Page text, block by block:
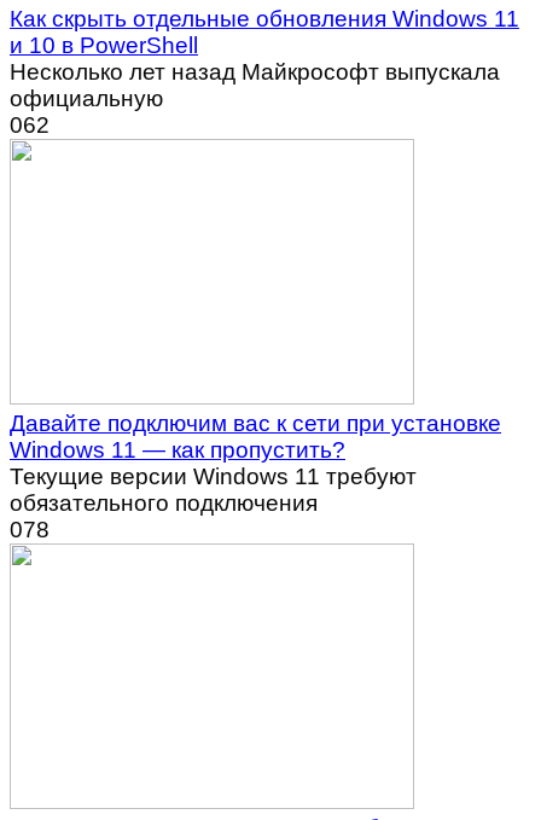
Как скрыть отдельные обновления Windows 11
и 10 в PowerShell
Несколько лет назад Майкрософт выпускала
официальную
062
Давайте подключим вас к сети при установке
Windows 11 — как пропустить?
Текущие версии Windows 11 требуют
обязательного подключения
078